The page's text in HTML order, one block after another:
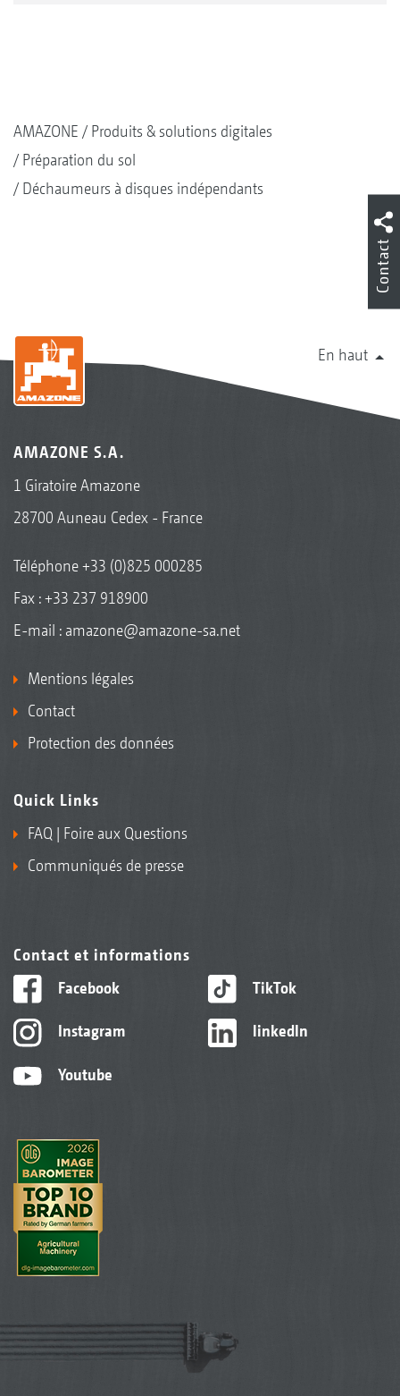
AMAZONE
Produits & solutions digitales
Préparation du sol
Déchaumeurs à disques indépendants
En haut
AMAZONE S.A.
1 Giratoire Amazone
28700 Auneau Cedex - France
Téléphone+33 (0)825 000285
Fax : +33 237 918900
E-mail : amazone@amazone-sa.net
Mentions légales
Contact
Protection des données
Quick Links
FAQ | Foire aux Questions
Communiqués de presse
Contact et informations
Facebook
Instagram
Youtube
TikTok
linkedIn
Contact